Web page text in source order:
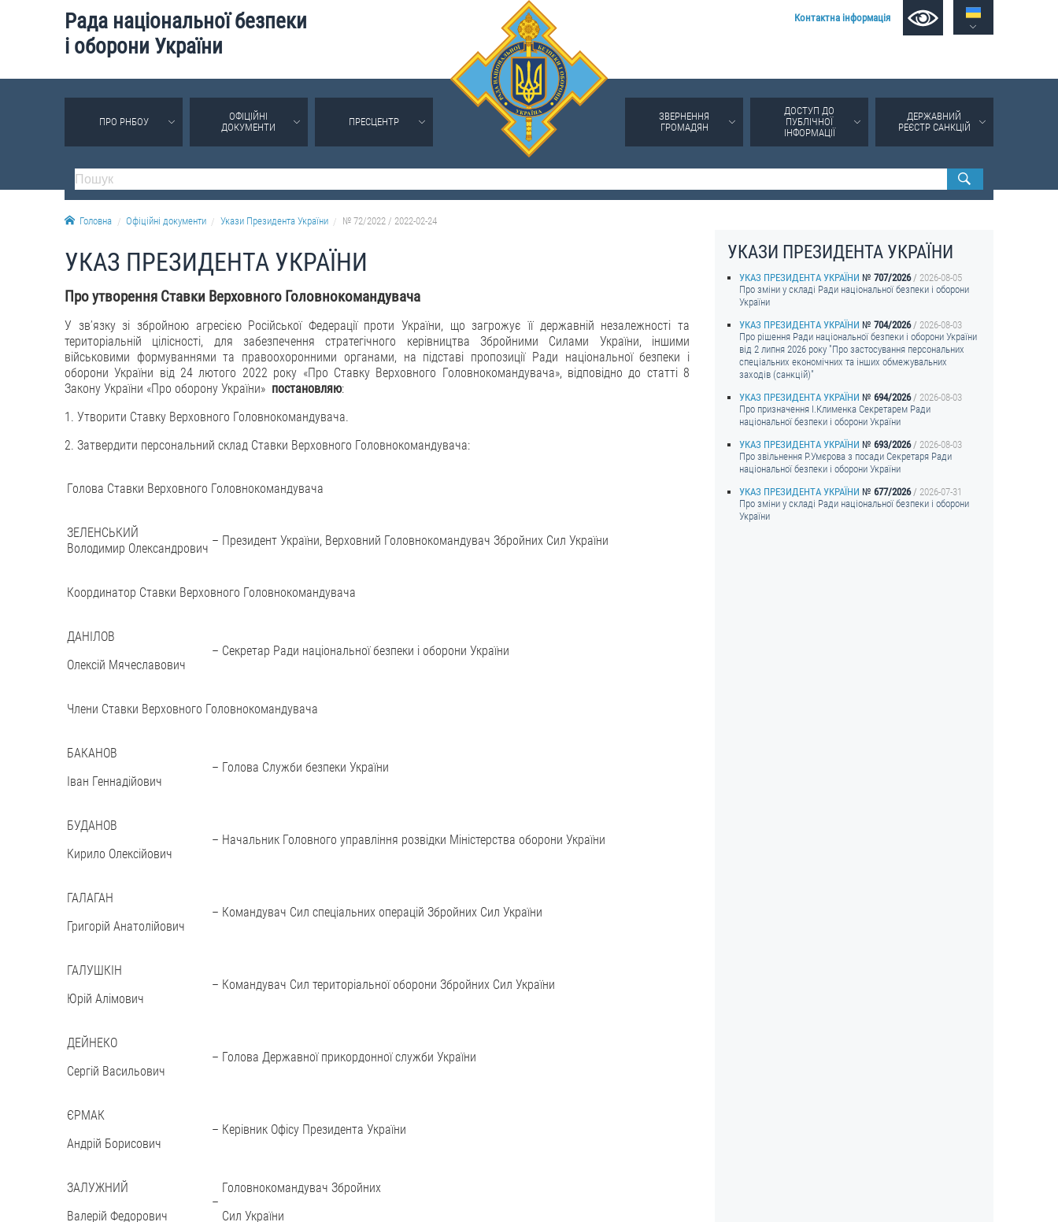
Рада національної безпеки
і оборони України
Контактна інформація
ПРО РНБОУ
ОФІЦІЙНІ
ДОКУМЕНТИ
ПРЕСЦЕНТР
ЗВЕРНЕННЯ
ГРОМАДЯН
ДОСТУП ДО
ПУБЛІЧНОЇ
ІНФОРМАЦІЇ
ДЕРЖАВНИЙ
РЕЄСТР САНКЦІЙ
Головна Офіційні документи Укази Президента України № 72/2022 / 2022-02-24
УКАЗ ПРЕЗИДЕНТА УКРАЇНИ
Про утворення Ставки Верховного Головнокомандувача
У зв’язку зі збройною агресією Російської Федерації проти України, що загрожує її державній незалежності та
територіальній цілісності, для забезпечення стратегічного керівництва Збройними Силами України, іншими
військовими формуваннями та правоохоронними органами, на підставі пропозиції Ради національної безпеки і
оборони України від 24 лютого 2022 року «Про Ставку Верховного Головнокомандувача», відповідно до статті 8
Закону України «Про оборону України» постановляю:
1. Утворити Ставку Верховного Головнокомандувача.
2. Затвердити персональний склад Ставки Верховного Головнокомандувача:
Голова Ставки Верховного Головнокомандувача
ЗЕЛЕНСЬКИЙ
Володимир Олександрович
– Президент України, Верховний Головнокомандувач Збройних Сил України
Координатор Ставки Верховного Головнокомандувача
ДАНІЛОВ
Олексій Мячеславович
– Секретар Ради національної безпеки і оборони України
Члени Ставки Верховного Головнокомандувача
БАКАНОВ
Іван Геннадійович
– Голова Служби безпеки України
БУДАНОВ
Кирило Олексійович
– Начальник Головного управління розвідки Міністерства оборони України
ГАЛАГАН
Григорій Анатолійович
– Командувач Сил спеціальних операцій Збройних Сил України
ГАЛУШКІН
Юрій Алімович
– Командувач Сил територіальної оборони Збройних Сил України
ДЕЙНЕКО
Сергій Васильович
– Голова Державної прикордонної служби України
ЄРМАК
Андрій Борисович
– Керівник Офісу Президента України
ЗАЛУЖНИЙ
Валерій Федорович
–
Головнокомандувач Збройних
Сил України
УКАЗИ ПРЕЗИДЕНТА УКРАЇНИ
УКАЗ ПРЕЗИДЕНТА УКРАЇНИ 707/2026
2026-08-05
Про зміни у складі Ради національної безпеки і оборони
України
УКАЗ ПРЕЗИДЕНТА УКРАЇНИ
704/2026
2026-08-03
Про рішення Ради національної безпеки і оборони України
від 2 липня 2026 року "Про застосування персональних
спеціальних економічних та інших обмежувальних
заходів (санкцій)"
УКАЗ ПРЕЗИДЕНТА УКРАЇНИ
694/2026
2026-08-03
Про призначення I.Клименка Секретарем Ради
національної безпеки і оборони України
УКАЗ ПРЕЗИДЕНТА УКРАЇНИ
693/2026
2026-08-03
Про звільнення Р.Умєрова з посади Секретаря Ради
національної безпеки і оборони України
УКАЗ ПРЕЗИДЕНТА УКРАЇНИ
677/2026
2026-07-31
Про зміни у складі Ради національної безпеки і оборони
України